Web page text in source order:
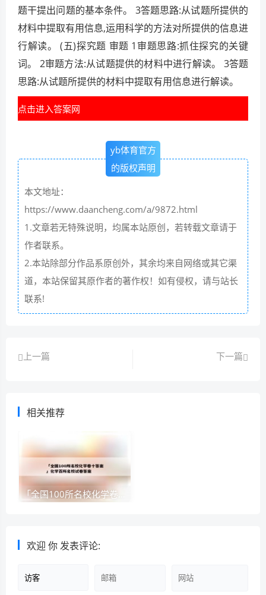
题干提出问题的基本条件。 3答题思路:从试题所提供的
材料中提取有用信息,运用科学的方法对所提供的信息进
行解读。 (五)探究题 审题 1审题思路:抓住探究的关键
词。 2审题方法:从试题提供的材料中进行解读。 3答题
思路:从试题所提供的材料中提取有用信息进行解读。
点击进入答案网
yb体育官方
的版权声明
本文地址：
https://www.daancheng.com/a/9872.html
1.文章若无特殊说明，均属本站原创，若转载文章请于
作者联系。
2.本站除部分作品系原创外，其余均来自网络或其它渠
道，本站保留其原作者的著作权！如有侵权，请与站长
联系!
上一篇 下一篇
相关推荐
欢迎你发表评论: